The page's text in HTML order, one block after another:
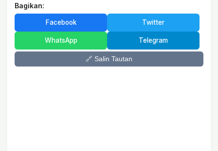
Bagikan:
Facebook Twitter
WhatsApp Telegram
🔗 Salin Tautan